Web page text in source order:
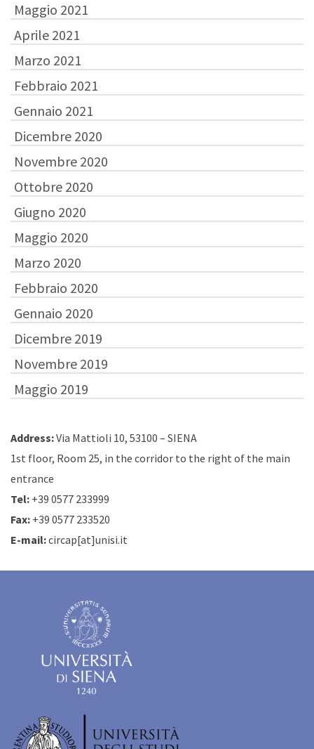
Maggio 2021
Aprile 2021
Marzo 2021
Febbraio 2021
Gennaio 2021
Dicembre 2020
Novembre 2020
Ottobre 2020
Giugno 2020
Maggio 2020
Marzo 2020
Febbraio 2020
Gennaio 2020
Dicembre 2019
Novembre 2019
Maggio 2019
Address:Via Mattioli 10, 53100 – SIENA
1st floor, Room 25, in the corridor to the right of the main
entrance
Tel: +39 0577 233999
Fax: +39 0577 233520
E-mail:circap[at]unisi.it